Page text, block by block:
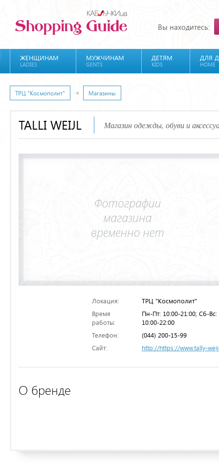
Вы находитесь:
ЖЕНЩИНАМ
LADIES
МУЖЧИНАМ
GENTS
ДЕТЯМ
KIDS
ДЛЯ
HOME
ТРЦ "Космополит" Магазины
TALLI WEIJL Магазин одежды, обуви и
Локация:
ТРЦ "Космополит"
Время
работы:
Пн-Пт: 10:00-21:00; Сб-Вс:
10:00-22:00
Телефон:
(044) 200-15-99
Сайт:
http://https://www.tally-
О бренде